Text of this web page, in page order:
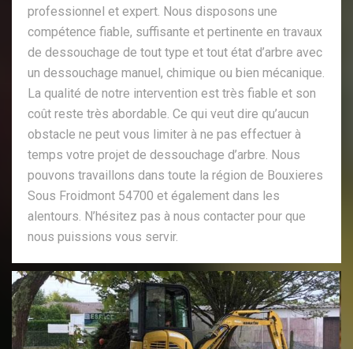
professionnel et expert. Nous disposons une
compétence fiable, suffisante et pertinente en travaux
de dessouchage de tout type et tout état d’arbre avec
un dessouchage manuel, chimique ou bien mécanique.
La qualité de notre intervention est très fiable et son
coût reste très abordable. Ce qui veut dire qu’aucun
obstacle ne peut vous limiter à ne pas effectuer à
temps votre projet de dessouchage d’arbre. Nous
pouvons travaillons dans toute la région de Bouxieres
Sous Froidmont 54700 et également dans les
alentours. N’hésitez pas à nous contacter pour que
nous puissions vous servir.